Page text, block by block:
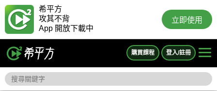
希平方
攻其不背
App 開放下載中
立即使用
購買課程 登入/註冊